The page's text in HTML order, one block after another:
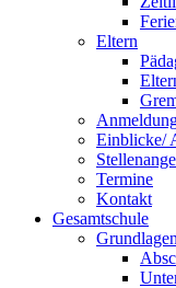
Eltern
Einblicke/
Termine
Kontakt
Gesamtschule